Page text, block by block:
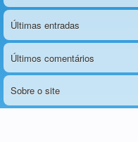
Últimas entradas
Últimos comentários
Sobre o site